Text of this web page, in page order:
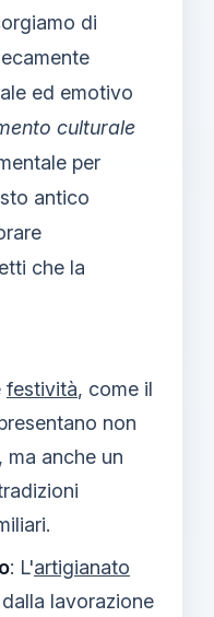
di
ed emotivo
culturale
per
antico
che la
festività, come il
non
anche un
: L'artigianato
lavorazione